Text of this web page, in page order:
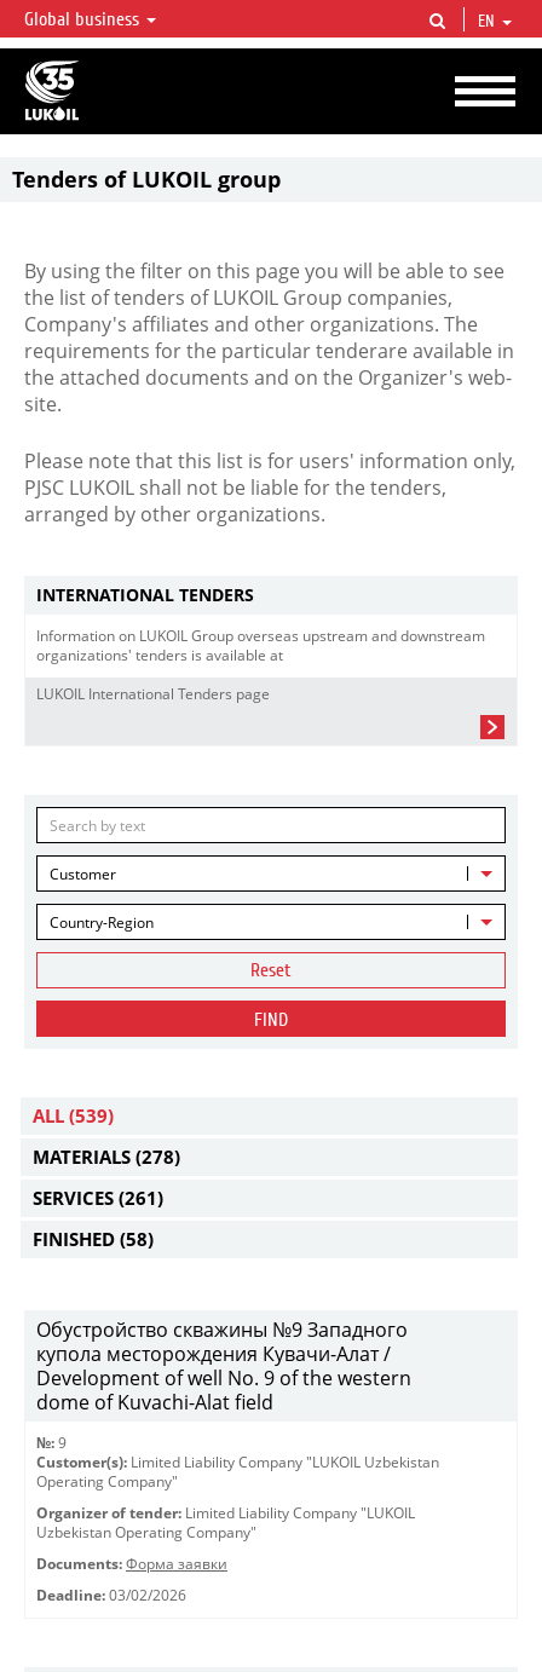
LUKOIL OVERVIEW
LUKOIL is one of the largest oil & gas vertical integrated companies in the world
accounting for over 2% of crude production and circa 1% of proved hydrocarbon
reserves globally.
Global business EN
Tenders of LUKOIL group
By using the filter on this page you will be able to see
the list of tenders of LUKOIL Group companies,
Company's affiliates and other organizations. The
requirements for the particular tenderare available in
the attached documents and on the Organizer's web-
site.
Please note that this list is for users' information only,
PJSC LUKOIL shall not be liable for the tenders,
arranged by other organizations.
INTERNATIONAL TENDERS
Information on LUKOIL Group overseas upstream and downstream
organizations' tenders is available at
LUKOIL International Tenders page
Customer
Country-Region
Reset
FIND
ALL (539)
MATERIALS (278)
SERVICES (261)
FINISHED (58)
Обустройство скважины №9 Западного
купола месторождения Кувачи-Алат /
Development of well No. 9 of the western
dome of Kuvachi-Alat field
№: 9
Customer(s): Limited Liability Company "LUKOIL Uzbekistan
Operating Company"
Organizer of tender: Limited Liability Company "LUKOIL
Uzbekistan Operating Company"
Documents: Форма заявки
Deadline: 03/02/2026